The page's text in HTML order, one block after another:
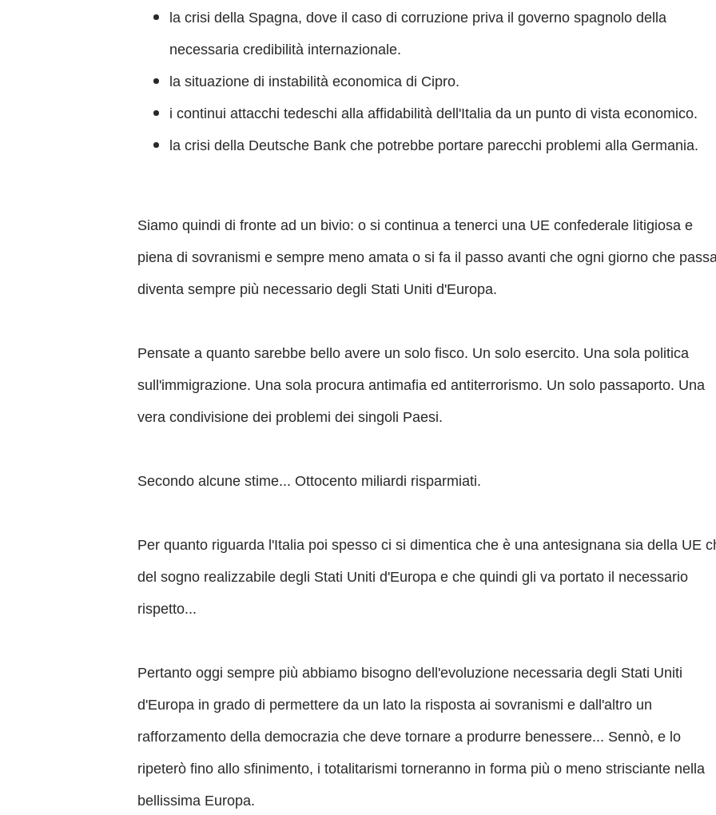
la crisi della Spagna, dove il caso di corruzione priva il governo spagnolo della
necessaria credibilità internazionale.
la situazione di instabilità economica di Cipro.
i continui attacchi tedeschi alla affidabilità dell'Italia da un punto di vista economico.
la crisi della Deutsche Bank che potrebbe portare parecchi problemi alla Germania.
Siamo quindi di fronte ad un bivio: o si continua a tenerci una UE confederale litigiosa e
piena di sovranismi e sempre meno amata o si fa il passo avanti che ogni giorno che
diventa sempre più necessario degli Stati Uniti d'Europa.
Pensate a quanto sarebbe bello avere un solo fisco. Un solo esercito. Una sola politica
sull'immigrazione. Una sola procura antimafia ed antiterrorismo. Un solo passaporto. Una
vera condivisione dei problemi dei singoli Paesi.
Secondo alcune stime... Ottocento miliardi risparmiati.
Per quanto riguarda l'Italia poi spesso ci si dimentica che è una antesignana sia della UE
del sogno realizzabile degli Stati Uniti d'Europa e che quindi gli va portato il necessario
rispetto...
Pertanto oggi sempre più abbiamo bisogno dell'evoluzione necessaria degli Stati Uniti
d'Europa in grado di permettere da un lato la risposta ai sovranismi e dall'altro un
rafforzamento della democrazia che deve tornare a produrre benessere... Sennò, e lo
ripeterò fino allo sfinimento, i totalitarismi torneranno in forma più o meno strisciante nella
bellissima Europa.